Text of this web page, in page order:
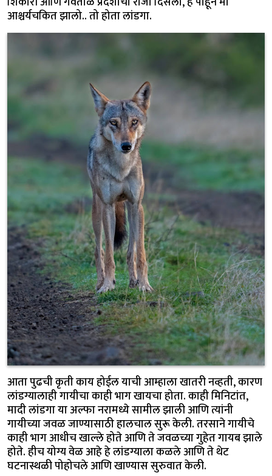
आश्चर्यचकित झालो.. तो होता लांडगा.
आता पुढची कृती काय होईल याची आम्हाला खातरी नव्हती, कारण
लांडग्यालाही गायीचा काही भाग खायचा होता. काही मिनिटांत,
मादी लांडगा या अल्फा नरामध्ये सामील झाली आणि त्यांनी
गायीच्या जवळ जाण्यासाठी हालचाल सुरू केली. तरसाने गायीचे
काही भाग आधीच खाल्ले होते आणि ते जवळच्या गुहेत गायब झाले
होते. हीच योग्य वेळ आहे हे लांडग्याला कळले आणि ते थेट
घटनास्थळी पोहोचले आणि खाण्यास सुरुवात केली.